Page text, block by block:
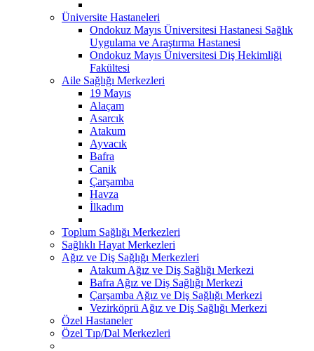
Üniversite Hastaneleri
Ondokuz Mayıs Üniversitesi Hastanesi Sağlık
Uygulama ve Araştırma Hastanesi
Ondokuz Mayıs Üniversitesi Diş Hekimliği
Fakültesi
Aile Sağlığı Merkezleri
19 Mayıs
Alaçam
Asarcık
Atakum
Ayvacık
Bafra
Canik
Çarşamba
Havza
İlkadım
Toplum Sağlığı Merkezleri
Sağlıklı Hayat Merkezleri
Ağız ve Diş Sağlığı Merkezleri
Atakum Ağız ve Diş Sağlığı Merkezi
Bafra Ağız ve Diş Sağlığı Merkezi
Çarşamba Ağız ve Diş Sağlığı Merkezi
Vezirköprü Ağız ve Diş Sağlığı Merkezi
Özel Hastaneler
Özel Tıp/Dal Merkezleri